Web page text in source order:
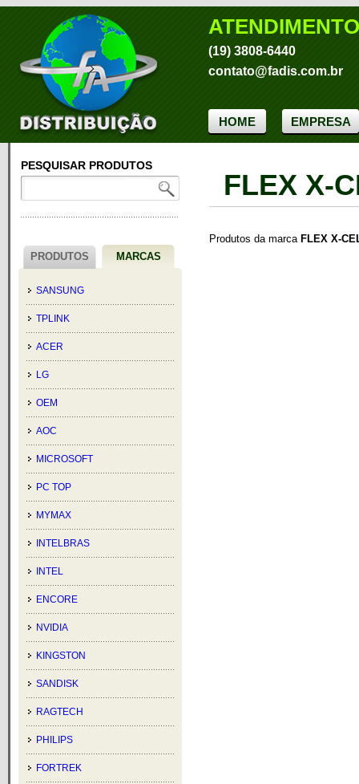
ATENDIMENTO
(19) 3808-6440
contato@fadis.com.br
HOME EMPRESA
PESQUISAR PRODUTOS
PRODUTOS MARCAS
SANSUNG
TPLINK
ACER
LG
OEM
AOC
MICROSOFT
PC TOP
MYMAX
INTELBRAS
INTEL
ENCORE
NVIDIA
KINGSTON
SANDISK
RAGTECH
PHILIPS
FORTREK
FLEX X-
Produtos da marca FLEX X-